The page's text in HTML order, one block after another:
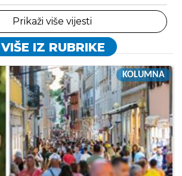
Prikaži više vijesti
VIŠE IZ RUBRIKE
KOLUMNA